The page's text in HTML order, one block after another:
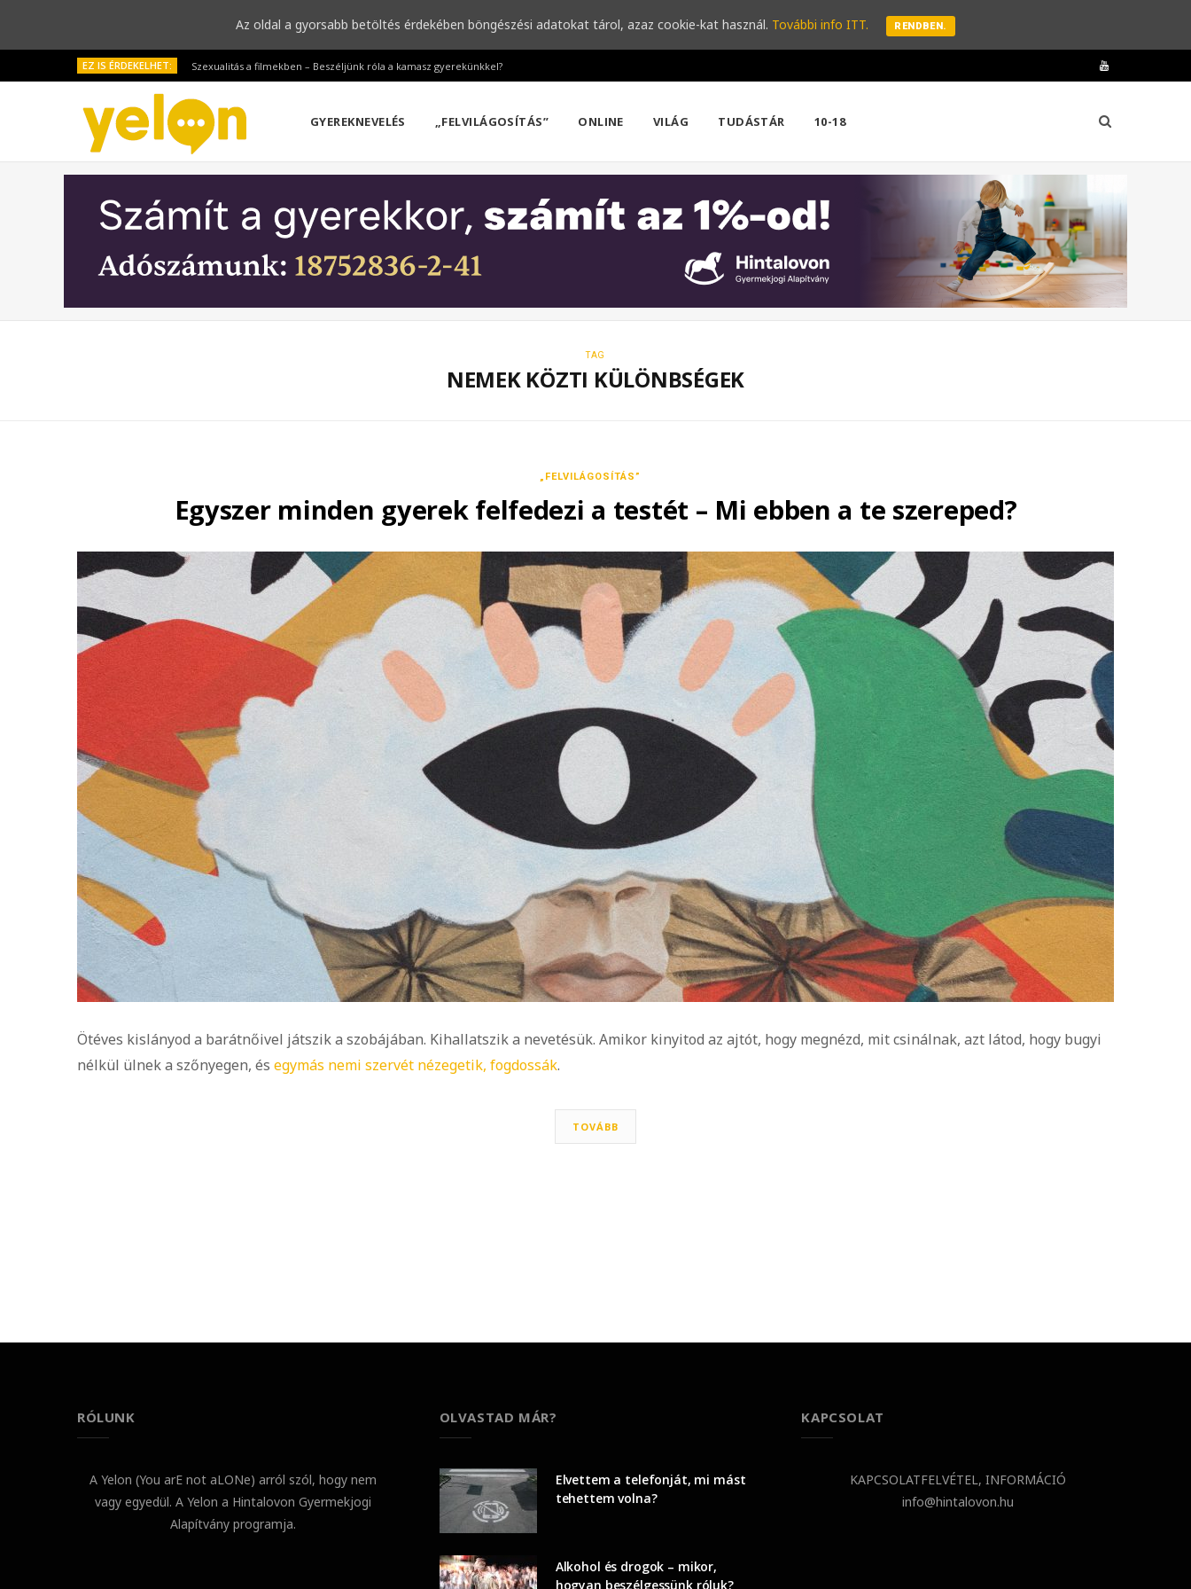
EZ IS ÉRDEKELHET: Szexualitás a filmekben – Beszéljünk róla a kamasz gyerekünkkel? Y
u
T
b
e
GYEREKNEVELÉS „FELVILÁGOSÍTÁS” ONLINE VILÁG TUDÁSTÁR 10-18
TAG
NEMEK KÖZTI KÜLÖNBSÉGEK
„FELVILÁGOSÍTÁS”
Egyszer minden gyerek felfedezi a testét – Mi ebben a te szereped?
Ötéves kislányod a barátnőivel játszik a szobájában. Kihallatszik a nevetésük. Amikor kinyitod az ajtót, hogy megnézd, mit csinálnak, azt látod, hogy bugyi
nélkül ülnek a szőnyegen, és egymás nemi szervét nézegetik, fogdossák.
TOVÁBB
RÓLUNK
A Yelon (You arE not aLONe) arról szól, hogy nem
vagy egyedül. A Yelon a Hintalovon Gyermekjogi
Alapítvány programja.
OLVASTAD MÁR?
Elvettem a telefonját, mi mást
tehettem volna?
Alkohol és drogok – mikor,
hogyan beszélgessünk róluk?
KAPCSOLAT
KAPCSOLATFELVÉTEL, INFORMÁCIÓ
info@hintalovon.hu
Az oldal a gyorsabb betöltés érdekében böngészési adatokat tárol, azaz cookie-kat használ. További info ITT. RENDBEN.